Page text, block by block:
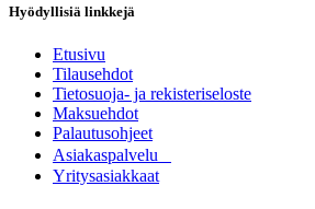
Hyödyllisiä linkkejä
Etusivu
Tilausehdot
Tietosuoja- ja rekisteriseloste
Maksuehdot
Palautusohjeet
Asia​k​aspalvelu
​Yritysasiakkaat